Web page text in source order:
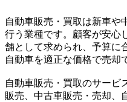
自動車販売・買取は新車や
行う業種です。顧客が安心
舗として求められ、予算に
自動車を適正な価格で売却
自動車販売・買取のサービ
販売、中古車販売・売却、